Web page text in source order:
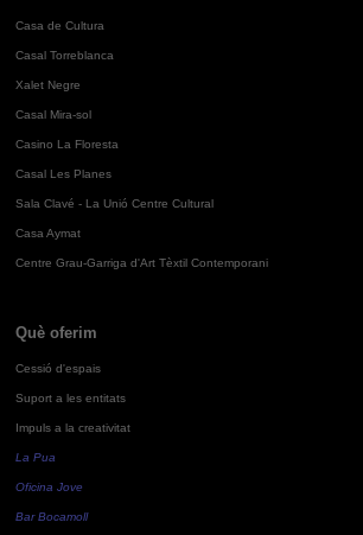
Casa de Cultura
Casal Torreblanca
Xalet Negre
Casal Mira-sol
Casino La Floresta
Casal Les Planes
Sala Clavé - La Unió Centre Cultural
Casa Aymat
Centre Grau-Garriga d'Art Tèxtil Contemporani
Què oferim
Cessió d'espais
Suport a les entitats
Impuls a la creativitat
La Pua
Oficina Jove
Bar Bocamoll